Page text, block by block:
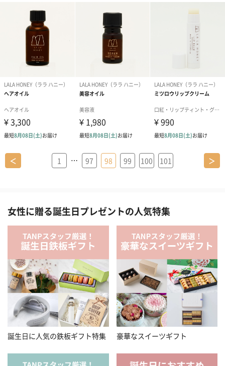
＜ 1 … 97 98 99 100 101 ＞
女性に贈る誕生日プレゼントの人気特集
誕生日に人気の鉄板ギフト特集 豪華なスイーツギフト